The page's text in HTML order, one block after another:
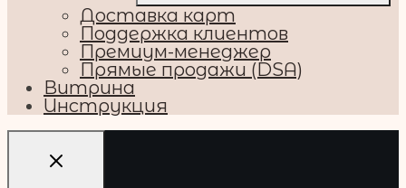
Доставка карт
Поддержка клиентов
Премиум-менеджер
Прямые продажи (DSA)
Витрина
Инструкция